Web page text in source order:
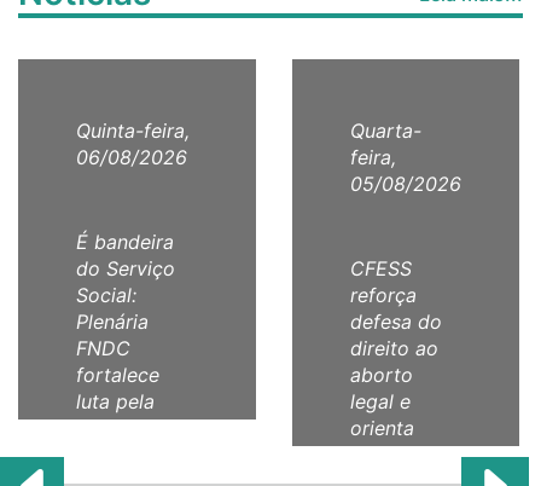
Quinta-feira,
06/08/2026
É bandeira
do Serviço
Social:
Plenária
FNDC
fortalece
luta pela
humano!
Quarta-
feira,
05/08/2026
CFESS
reforça
defesa do
direito ao
aborto
legal e
orienta
com Nota